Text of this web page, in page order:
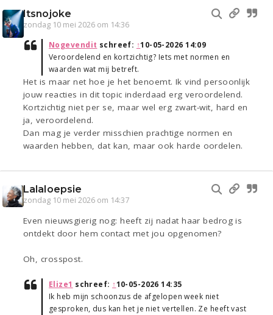
Itsnojoke
zondag 10 mei 2026 om 14:36
Nogevendit schreef: ↑10-05-2026 14:09
Veroordelend en kortzichtig? Iets met normen en
waarden wat mij betreft.
Het is maar net hoe je het benoemt. Ik vind persoonlijk
jouw reacties in dit topic inderdaad erg veroordelend.
Kortzichtig niet per se, maar wel erg zwart-wit, hard en
ja, veroordelend.
Dan mag je verder misschien prachtige normen en
waarden hebben, dat kan, maar ook harde oordelen.
Lalaloepsie
zondag 10 mei 2026 om 14:37
Even nieuwsgierig nog: heeft zij nadat haar bedrog is
ontdekt door hem contact met jou opgenomen?
Oh, crosspost.
Elize1 schreef: ↑10-05-2026 14:35
Ik heb mijn schoonzus de afgelopen week niet
gesproken, dus kan het je niet vertellen. Ze heeft vast